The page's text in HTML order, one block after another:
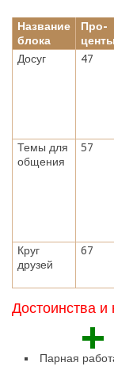
Название
блока
Про-
центы
Досуг 47
Темы для
общения
57
Круг
друзей
67
Достоинства и
+
Парная